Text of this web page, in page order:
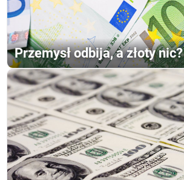
Przemysł odbija, a złoty nic?